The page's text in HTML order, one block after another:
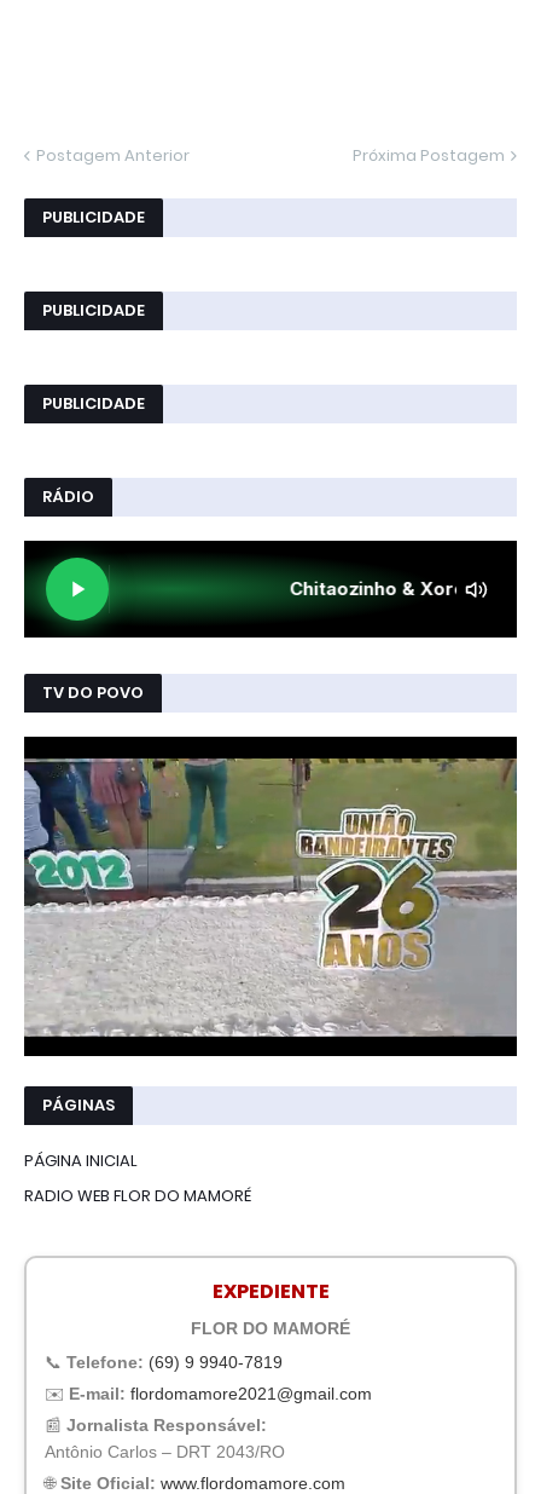
Postagem Anterior Próxima Postagem
PUBLICIDADE
PUBLICIDADE
PUBLICIDADE
RÁDIO
TV DO POVO
PÁGINAS
PÁGINA INICIAL
RADIO WEB FLOR DO MAMORÉ
EXPEDIENTE
FLOR DO MAMORÉ
📞 Telefone: (69) 9 9940-7819
✉️ E-mail: flordomamore2021@gmail.com
📰 Jornalista Responsável:
Antônio Carlos – DRT 2043/RO
🌐Site Oficial: www.flordomamore.com